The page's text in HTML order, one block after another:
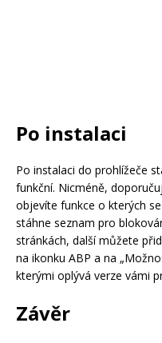
Po instalaci
Po instalaci do prohlížeče
funkční. Nicméně,
objevíte funkce o kterých
stáhne seznam pro
stránkách, další můžete
na ikonku ABP a na
kterými oplývá verze vámi
Závěr